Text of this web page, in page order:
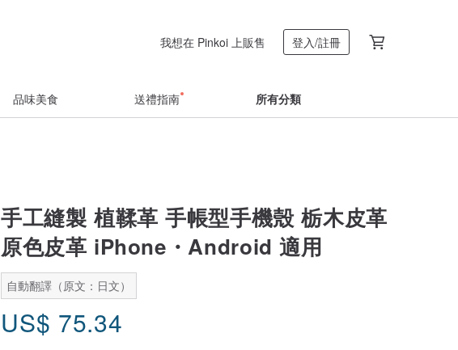
我想在 Pinkoi 上販售 登入/註冊
品味美食 送禮指南 所有分類
手工縫製 植鞣革 手帳型手機殼 栃木皮革
原色皮革 iPhone・Android 適用
自動翻譯（原文：日文）
US$ 75.34